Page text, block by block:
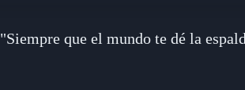
"Siempre que el mundo te dé la